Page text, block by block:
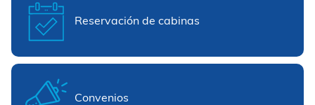
Reservación de cabinas
Convenios